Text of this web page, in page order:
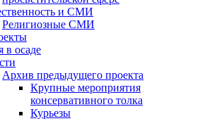
и СМИ
Религиозные СМИ
в осаде
Архив предыдущего проекта
Крупные мероприятия
консервативного толка
Курьезы